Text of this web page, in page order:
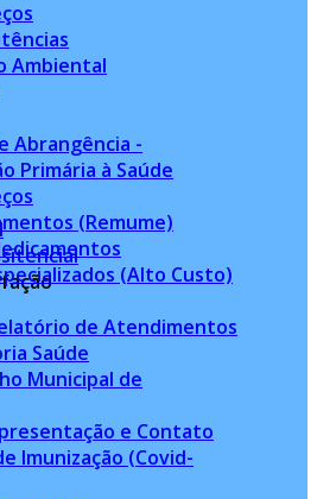
Ambiental
Abrangência -
Primária à Saúde
(Remume)
(Alto Custo)
de Atendimentos
Saúde
Municipal de
e Contato
Imunização (Covid-